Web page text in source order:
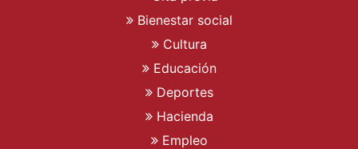
Bienestar social
Cultura
Educación
Deportes
Hacienda
Empleo